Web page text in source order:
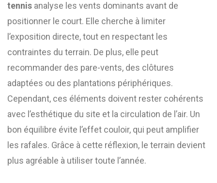
tennis analyse les vents dominants avant de
positionner le court. Elle cherche à limiter
l’exposition directe, tout en respectant les
contraintes du terrain. De plus, elle peut
recommander des pare-vents, des clôtures
adaptées ou des plantations périphériques.
Cependant, ces éléments doivent rester cohérents
avec l’esthétique du site et la circulation de l’air. Un
bon équilibre évite l’effet couloir, qui peut amplifier
les rafales. Grâce à cette réflexion, le terrain devient
plus agréable à utiliser toute l’année.